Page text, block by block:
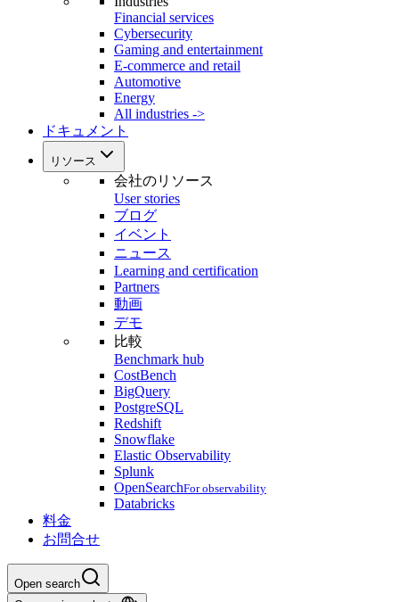
Financial services
Cybersecurity
Gaming and entertainment
E-commerce and retail
Automotive
Energy
All industries ->
ドキュメント
リソース
会社のリソース
User stories
ブログ
イベント
ニュース
Learning and certification
Partners
動画
デモ
比較
Benchmark hub
CostBench
BigQuery
PostgreSQL
Redshift
Snowflake
Elastic Observability
Splunk
OpenSearchFor observability
Databricks
料金
お問合せ
Open search